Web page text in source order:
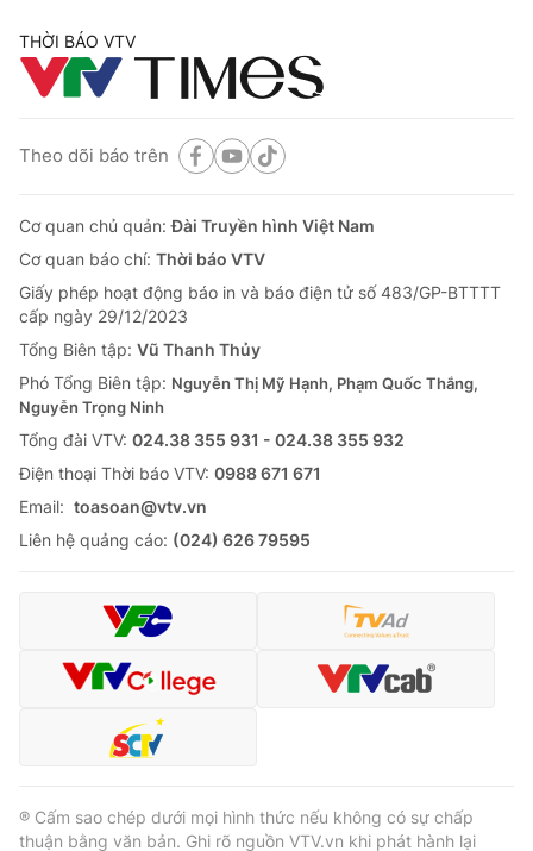
THỜI BÁO VTV
Theo dõi báo trên
Cơ quan chủ quản:Đài Truyền hình Việt Nam
Cơ quan báo chí: Thời báo VTV
Giấy phép hoạt động báo in và báo điện tử số 483/GP-BTTTT
cấp ngày 29/12/2023
Tổng Biên tập: Vũ Thanh Thủy
Phó Tổng Biên tập: Nguyễn Thị Mỹ Hạnh, Phạm Quốc Thắng,
Nguyễn Trọng Ninh
Tổng đài VTV: 024.38 355 931 - 024.38 355 932
Ðiện thoại Thời báo VTV: 0988 671 671
Email: toasoan@vtv.vn
Liên hệ quảng cáo: (024) 626 79595
® Cấm sao chép dưới mọi hình thức nếu không có sự chấp
thuận bằng văn bản. Ghi rõ nguồn VTV.vn khi phát hành lại